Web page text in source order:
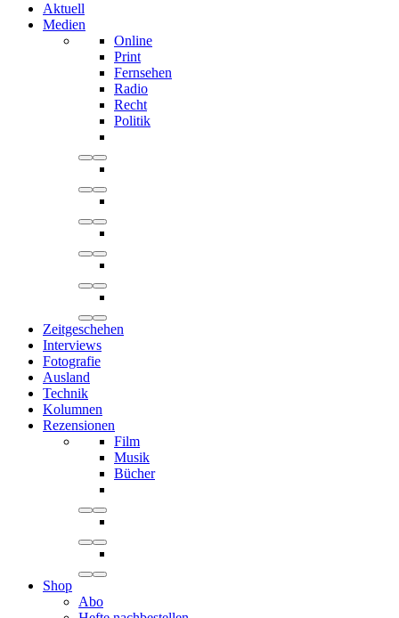
Aktuell
Medien
Online
Print
Fernsehen
Radio
Recht
Politik
Zeitgeschehen
Interviews
Fotografie
Ausland
Technik
Kolumnen
Rezensionen
Film
Musik
Bücher
Shop
Abo